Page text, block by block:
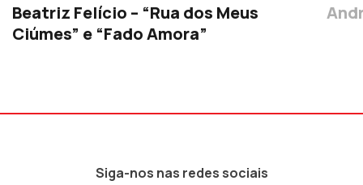
Beatriz Felício – “Rua dos Meus
Ciúmes” e “Fado Amora”
Siga-nos nas redes sociais